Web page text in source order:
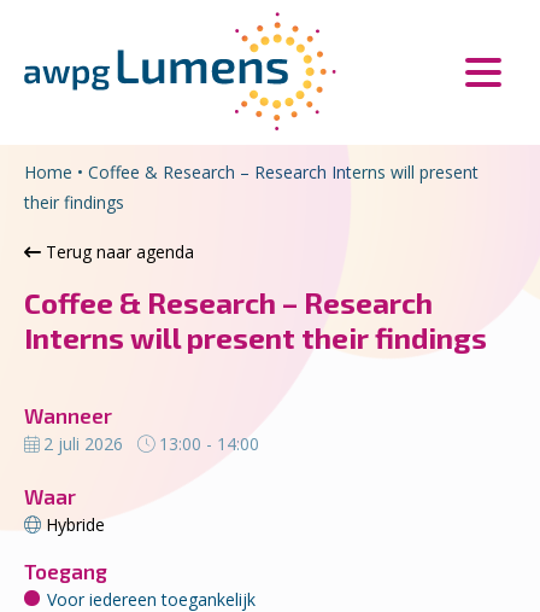
Home • Coffee & Research – Research Interns will present
their findings
Terug naar agenda
Coffee & Research – Research
Interns will present their findings
Wanneer
2 juli 2026 13:00 - 14:00
Waar
Hybride
Toegang
Voor iedereen toegankelijk